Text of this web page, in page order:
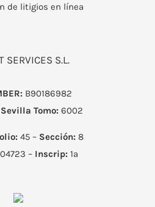
de litigios en línea
SERVICES S.L.
B90186982
Sevilla Tomo:6002
45 – Sección:8
– Inscrip: 1ª